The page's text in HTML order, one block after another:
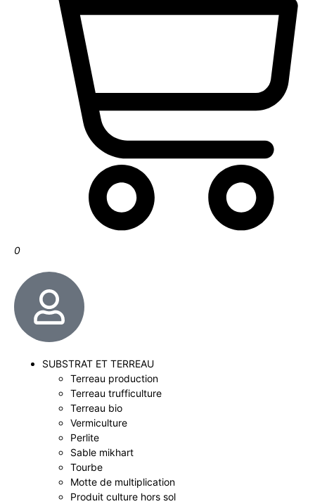
0
SUBSTRAT ET TERREAU
Terreau production
Terreau trufficulture
Terreau bio
Vermiculture
Perlite
Sable mikhart
Tourbe
Motte de multiplication
Produit culture hors sol